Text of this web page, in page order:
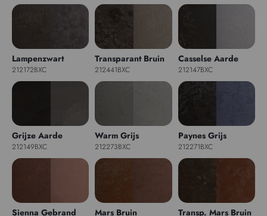
Lampenzwart
212172BXC
Transparant Bruin
212441BXC
Casselse Aarde
212147BXC
Grijze Aarde
212149BXC
Warm Grijs
212273BXC
Paynes Grijs
212271BXC
Sienna Gebrand
Mars Bruin Transp. Mars Bruin